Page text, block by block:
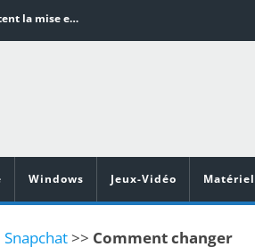
Word en PDF : les outils qui respectent la mise en page
Vidéoprojecteurs Asus : Top 6 des meilleurs modèles de la marque
Windows Jeux-Vidéo Matériel
>> Comment changer